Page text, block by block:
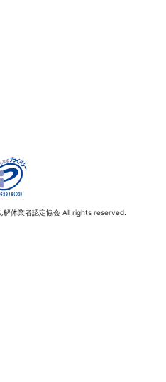
体業者認定協会 All rights reserved.